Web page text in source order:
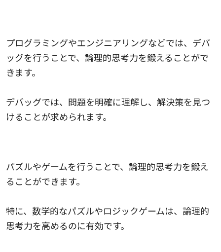
プログラミングやエンジニアリングなどでは、デバ
ッグを行うことで、論理的思考力を鍛えることがで
きます。
デバッグでは、問題を明確に理解し、解決策を見つ
けることが求められます。
パズルやゲームを行うことで、論理的思考力を鍛え
ることができます。
特に、数学的なパズルやロジックゲームは、論理的
思考力を高めるのに有効です。